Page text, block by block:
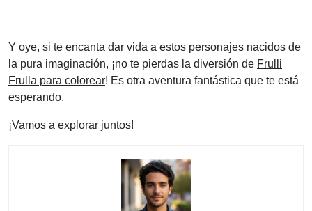
Y oye, si te encanta dar vida a estos personajes nacidos de
la pura imaginación, ¡no te pierdas la diversión de Frulli
Frulla para colorear! Es otra aventura fantástica que te está
esperando.
¡Vamos a explorar juntos!